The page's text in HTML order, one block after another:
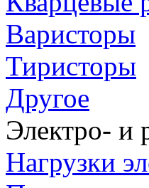
Варисторы
Тиристоры
Другое
Электро- и
Нагрузки